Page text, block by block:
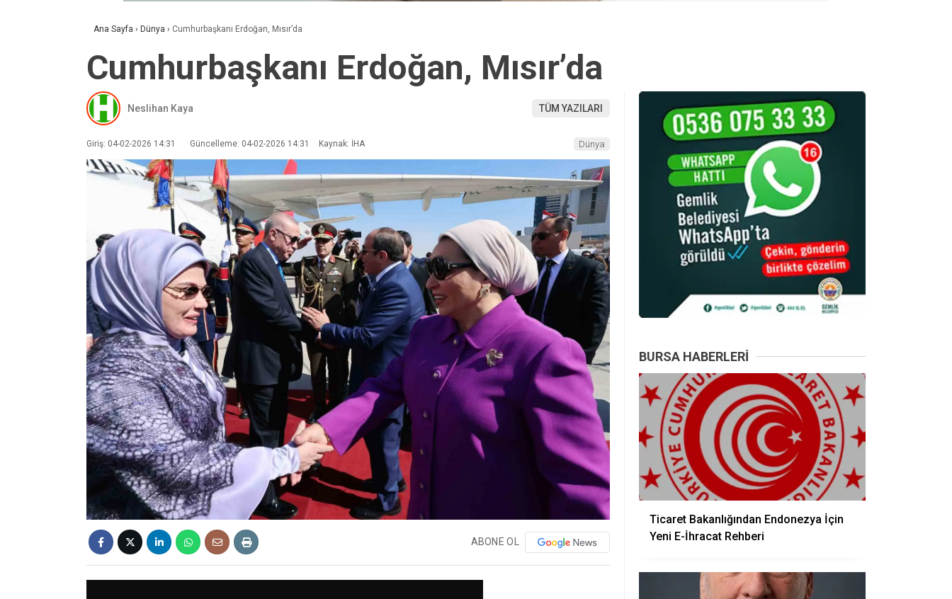
Ana Sayfa › Dünya › Cumhurbaşkanı Erdoğan, Mısır’da
Cumhurbaşkanı Erdoğan, Mısır’da
Neslihan Kaya TÜM YAZILARI
Giriş: 04-02-2026 14:31 Güncelleme: 04-02-2026 14:31 Kaynak: İHA Dünya
ABONE OL
BURSA HABERLERI
Ticaret Bakanlığından Endonezya İçin
Yeni E-İhracat Rehberi